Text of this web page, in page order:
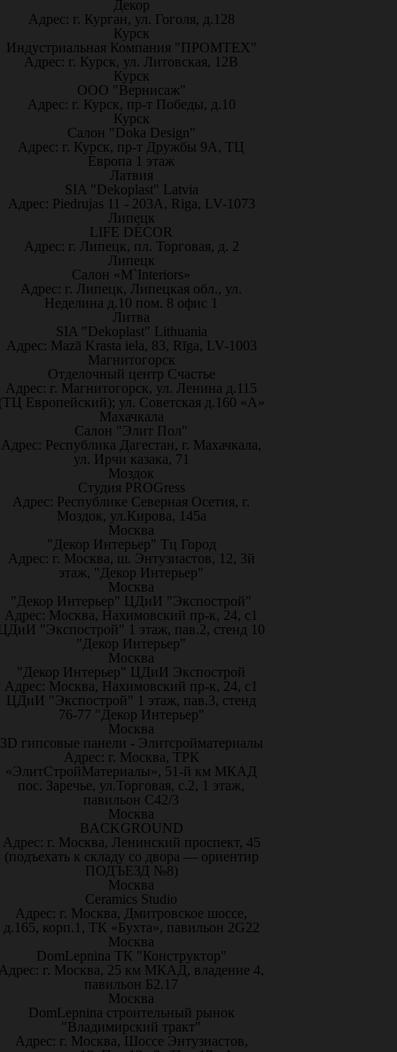
Декор
Адрес: г. Курган, ул. Гоголя, д.128
Курск
Индустриальная Компания "ПРОМТЕХ"
Адрес: г. Курск, ул. Литовская, 12В
Курск
ООО "Вернисаж"
Адрес: г. Курск, пр-т Победы, д.10
Курск
Салон "Doka Design"
Адрес: г. Курск, пр-т Дружбы 9А, ТЦ
Европа 1 этаж
Латвия
SIA "Dekoplast" Latvia
Адрес: Piedrujas 11 - 203A, Riga, LV-1073
Липецк
LIFE DÉCOR
Адрес: г. Липецк, пл. Торговая, д. 2
Липецк
Салон «M`Interiors»
Адрес: г. Липецк, Липецкая обл., ул.
Неделина д.10 пом. 8 офис 1
Литва
SIA "Dekoplast" Lithuania
Адрес: Mazā Krasta iela, 83, Rīga, LV-1003
Магнитогорск
Отделочный центр Счастье
Адрес: г. Магнитогорск, ул. Ленина д.115
Европейский); ул. Советская д.160 «А»
Махачкала
Салон "Элит Пол"
Адрес: Республика Дагестан, г. Махачкала,
ул. Ирчи казака, 71
Моздок
Студия PROGress
Адрес: Республике Северная Осетия, г.
Моздок, ул.Кирова, 145а
Москва
"Декор Интерьер" Тц Город
Адрес: г. Москва, ш. Энтузиастов, 12, 3й
этаж, "Декор Интерьер"
Москва
"Декор Интерьер" ЦДиИ "Экспострой"
Адрес: Москва, Нахимовский пр-к, 24, с1
"Экспострой" 1 этаж, пав.2, стенд 10
"Декор Интерьер"
Москва
"Декор Интерьер" ЦДиИ Экспострой
Адрес: Москва, Нахимовский пр-к, 24, с1
ЦДиИ "Экспострой" 1 этаж, пав.3, стенд
76-77 "Декор Интерьер"
Москва
3D гипсовые панели - Элитсройматериалы
Адрес: г. Москва, ТРК
«ЭлитСтройМатериалы», 51-й км МКАД
пос. Заречье, ул.Торговая, с.2, 1 этаж,
павильон С42/3
Москва
BACKGROUND
Адрес: г. Москва, Ленинский проспект, 45
(подъехать к складу со двора — ориентир
ПОДЪЕЗД №8)
Москва
Ceramics Studio
Адрес: г. Москва, Дмитровское шоссе,
д.165, корп.1, ТК «Бухта», павильон 2G22
Москва
DomLepnina ТК "Конструктор"
г. Москва, 25 км МКАД, владение 4,
павильон Б2.17
Москва
DomLepnina строительный рынок
"Владимирский тракт"
Адрес: г. Москва, Шоссе Энтузиастов,